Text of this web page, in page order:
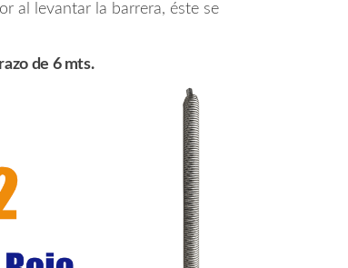
al levantar la barrera, éste se
de 6 mts.